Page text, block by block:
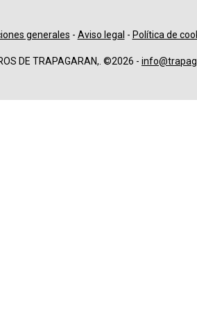
generales - Aviso legal - Política de
DE TRAPAGARAN,. ©2026 -